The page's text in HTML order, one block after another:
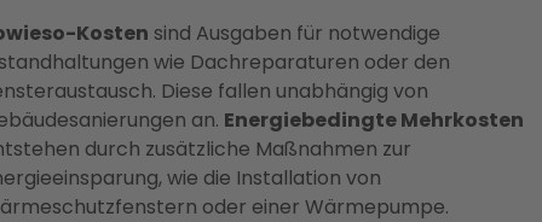
Kosten sind Ausgaben für notwendige
wie Dachreparaturen oder den
Diese fallen unabhängig von
an. Energiebedingte Mehrkosten
durch zusätzliche Maßnahmen zur
wie die Installation von
oder einer Wärmepumpe.